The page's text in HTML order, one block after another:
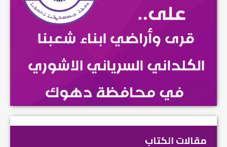
مقالات الكتاب